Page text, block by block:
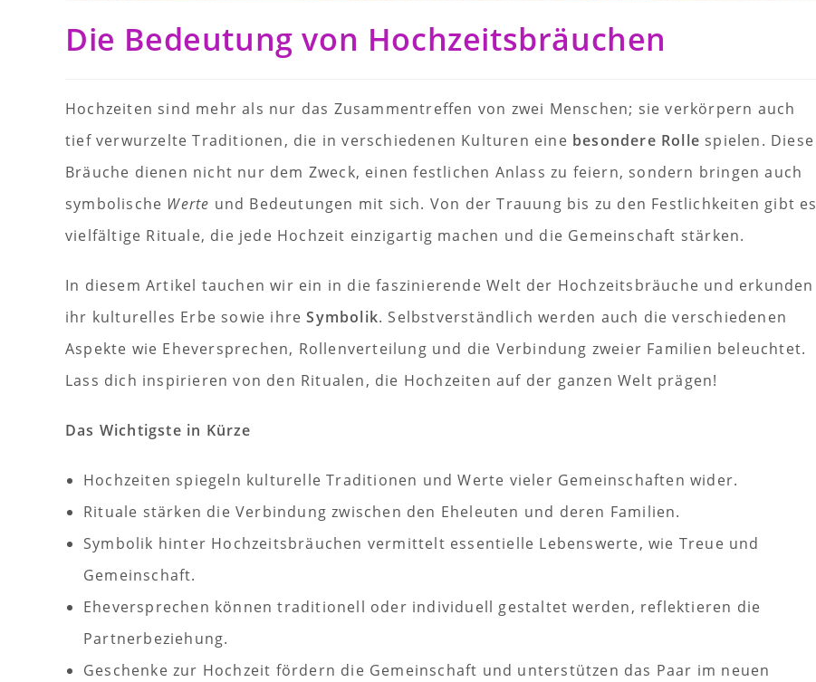
Die Bedeutung von Hochzeitsbräuchen
Hochzeiten sind mehr als nur das Zusammentreffen von zwei Menschen; sie verkörpern auch
tief verwurzelte Traditionen, die in verschiedenen Kulturen eine besondere Rolle spielen. Diese
Bräuche dienen nicht nur dem Zweck, einen festlichen Anlass zu feiern, sondern bringen auch
symbolische Werte und Bedeutungen mit sich. Von der Trauung bis zu den Festlichkeiten gibt es
vielfältige Rituale, die jede Hochzeit einzigartig machen und die Gemeinschaft stärken.
In diesem Artikel tauchen wir ein in die faszinierende Welt der Hochzeitsbräuche und erkunden
ihr kulturelles Erbe sowie ihreSymbolik. Selbstverständlich werden auch die verschiedenen
Aspekte wie Eheversprechen, Rollenverteilung und die Verbindung zweier Familien beleuchtet.
Lass dich inspirieren von den Ritualen, die Hochzeiten auf der ganzen Welt prägen!
Das Wichtigste in Kürze
Hochzeiten spiegeln kulturelle Traditionen und Werte vieler Gemeinschaften wider.
Rituale stärken die Verbindung zwischen den Eheleuten und deren Familien.
Symbolik hinter Hochzeitsbräuchen vermittelt essentielle Lebenswerte, wie Treue und
Gemeinschaft.
Eheversprechen können traditionell oder individuell gestaltet werden, reflektieren die
Partnerbeziehung.
Geschenke zur Hochzeit fördern die Gemeinschaft und unterstützen das Paar im neuen